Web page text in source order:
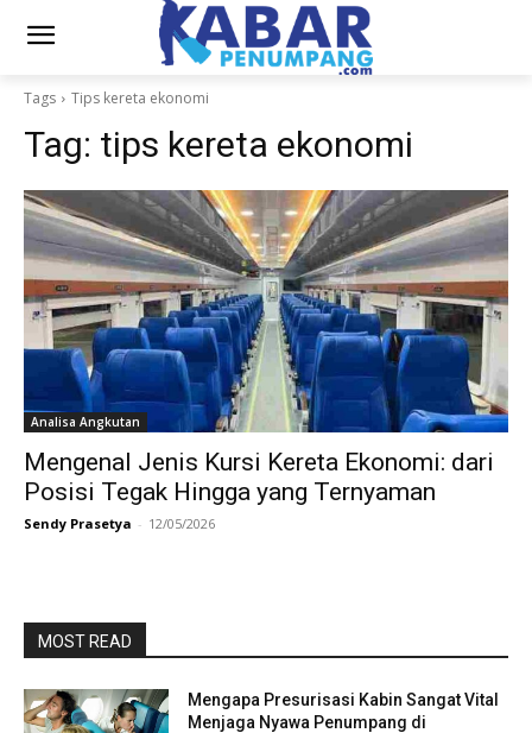
Tags Tips kereta ekonomi
Tag: tips kereta ekonomi
Analisa Angkutan
Mengenal Jenis Kursi Kereta Ekonomi: dari
Posisi Tegak Hingga yang Ternyaman
Sendy Prasetya - 12/05/2026
MOST READ
Mengapa Presurisasi Kabin Sangat Vital
Menjaga Nyawa Penumpang di